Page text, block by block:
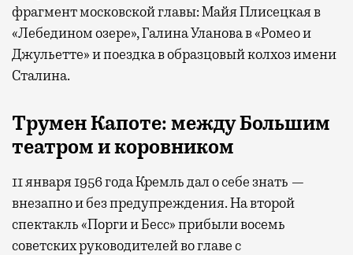
фрагмент московской главы: Майя Плисецкая в
«Лебедином озере», Галина Уланова в «Ромео и
Джульетте» и поездка в образцовый колхоз имени
Сталина.
ТруменКапоте: между Большим
театроми коровником
11 января 1956 года Кремль дал о себе знать —
внезапно и без предупреждения. На второй
спектакль «Порги и Бесс» прибыли восемь
советских руководителей во главе с